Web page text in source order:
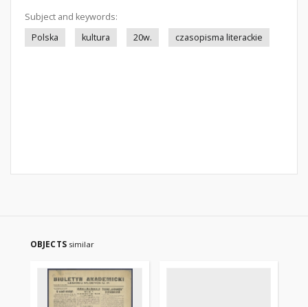
Subject and keywords:
Polska
kultura 20w. czasopisma literackie
OBJECTS similar